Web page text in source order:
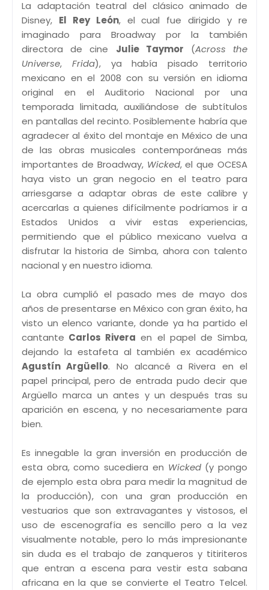
La adaptación teatral del clásico animado de
Disney, El Rey León, el cual fue dirigido y re
imaginado para Broadway por la también
directora de cine Julie Taymor (Across the
Universe, Frida), ya había pisado territorio
mexicano en el 2008 con su versión en idioma
original en el Auditorio Nacional por una
temporada limitada, auxiliándose de subtítulos
en pantallas del recinto. Posiblemente habría que
agradecer al éxito del montaje en México de una
de las obras musicales contemporáneas más
importantes de Broadway, Wicked, el que OCESA
haya visto un gran negocio en el teatro para
arriesgarse a adaptar obras de este calibre y
acercarlas a quienes difícilmente podríamos ir a
Estados Unidos a vivir estas experiencias,
permitiendo que el público mexicano vuelva a
disfrutar la historia de Simba, ahora con talento
nacional y en nuestro idioma.
La obra cumplió el pasado mes de mayo dos
años de presentarse en México con gran éxito, ha
visto un elenco variante, donde ya ha partido el
cantante Carlos Rivera en el papel de Simba,
dejando la estafeta al también ex académico
Agustín Argüello. No alcancé a Rivera en el
papel principal, pero de entrada pudo decir que
Argüello marca un antes y un después tras su
aparición en escena, y no necesariamente para
bien.
Es innegable la gran inversión en producción de
esta obra, como sucediera en Wicked(y pongo
de ejemplo esta obra para medir la magnitud de
la producción), con una gran producción en
vestuarios que son extravagantes y vistosos, el
uso de escenografía es sencillo pero a la vez
visualmente notable, pero lo más impresionante
sin duda es el trabajo de zanqueros y titiriteros
que entran a escena para vestir esta sabana
africana en la que se convierte el Teatro Telcel.